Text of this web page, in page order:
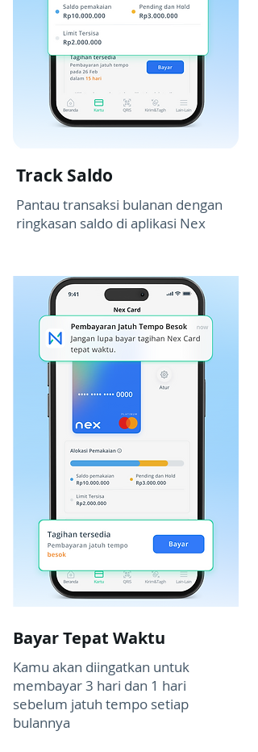
Track Saldo
Pantau transaksi bulanan dengan
ringkasan saldo di aplikasi Nex
Bayar Tepat Waktu
Kamu akan diingatkan untuk
membayar 3 hari dan 1 hari
sebelum jatuh tempo setiap
bulannya